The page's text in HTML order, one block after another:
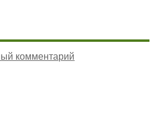
комментарий